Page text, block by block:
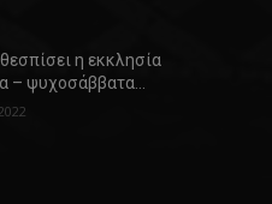
η εκκλησία
– ψυχοσάββατα…